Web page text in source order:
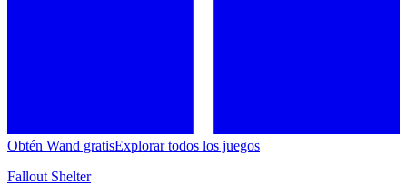
Obtén Wand gratisExplorar todos los juegos
Fallout Shelter